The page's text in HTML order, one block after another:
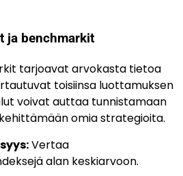
ja benchmarkit
tarjoavat arvokasta tietoa
toisiinsa luottamuksen
voivat auttaa tunnistamaan
omia strategioita.
Vertaa
alan keskiarvoon.